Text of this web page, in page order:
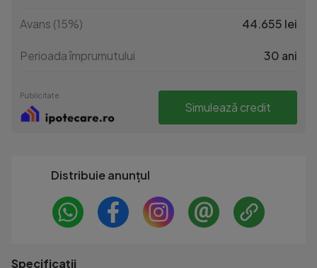
Avans (15%) 44.655 lei
Perioada împrumutului 30 ani
Publicitate
Simulează credit
Distribuie anunțul
Specificații